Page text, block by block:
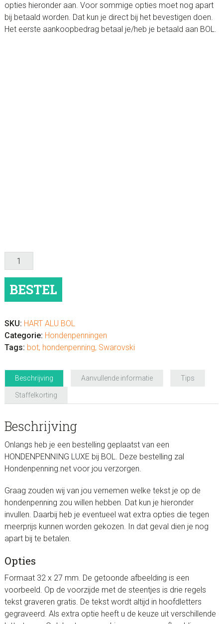
opties hieronder aan. Voor sommige opties moet nog apart
bij betaald worden. Dat kun je direct bij het bevestigen doen.
Het eerste aankoopbedrag betaal je/heb je betaald aan BOL.
Hondenpenning
aluminium
glittersteentjes
(Bol.)
BESTEL
SKU: HART ALU BOL
Categorie: Hondenpenningen
Tags: bot, hondenpenning, Swarovski
Beschrijving Aanvullende informatie Tips
Staffelkorting
Beschrijving
Onlangs heb je een bestelling geplaatst van een
HONDENPENNING LUXE bij BOL. Deze bestelling zal
Hondenpenning.net voor jou verzorgen.
Graag zouden wij van jou vernemen welke tekst je op de
hondenpenning zou willen hebben. Dat kun je hieronder
invullen. Daarbij heb je eventueel wat extra opties die tegen
meerprijs kunnen worden gekozen. In dat geval dien je nog
apart bij te betalen.
Opties
Formaat 32 x 27 mm. De getoonde afbeelding is een
voorbeeld. Op de voorzijde met de steentjes is drie regels
tekst graveren gratis. De tekst wordt altijd in hoofdletters
gegraveerd. Als extra optie heeft u de keuze uit verschillende